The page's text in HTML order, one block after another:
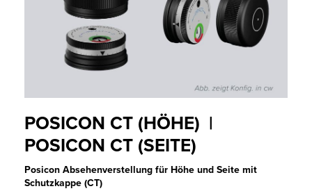
POSICON CT (HÖHE) |
POSICON CT (SEITE)
Posicon Absehenverstellung für Höhe und Seite mit
Schutzkappe (CT)